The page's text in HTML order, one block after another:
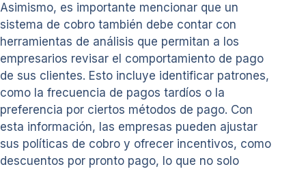
Asimismo, es importante mencionar que un
sistema de cobro también debe contar con
herramientas de análisis que permitan a los
empresarios revisar el comportamiento de pago
de sus clientes. Esto incluye identificar patrones,
como la frecuencia de pagos tardíos o la
preferencia por ciertos métodos de pago. Con
esta información, las empresas pueden ajustar
sus políticas de cobro y ofrecer incentivos, como
descuentos por pronto pago, lo que no solo